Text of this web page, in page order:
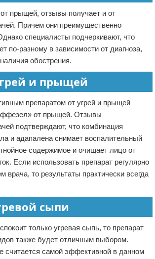
прыщей, отзывы получает и от
Причем они преимущественно
специалисты подчеркивают, что
по-разному в зависимости от диагноза,
обострения.
и прыщей
препаратом от угрей и прыщей
от прыщей. Отзывы
подтверждают, что комбинация
и адапалена снимает воспалительный
содержимое и очищает лицо от
Если использовать препарат регулярно
врача, то результаты практически всегда
сыпи
только угревая сыпь, то препарат
также будет отличным выбором.
считается самой эффективной в данном